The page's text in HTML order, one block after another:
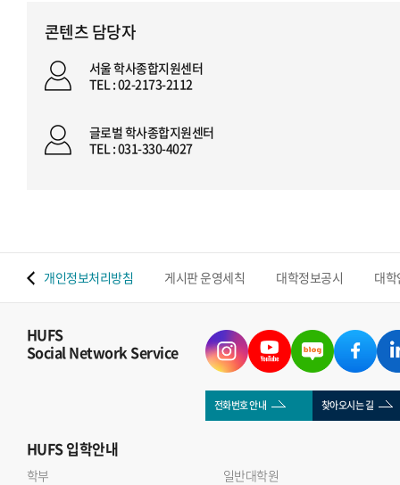
콘텐츠 담당자
서울 학사종합지원센터
TEL : 02-2173-2112
글로벌 학사종합지원센터
TEL : 031-330-4027
개인정보처리방침 게시판 운영세칙 대학정보공시 대
HUFS
Social Network Service
전화번호 안내 찾아오시는 길
HUFS입학안내
학부
일반대학원